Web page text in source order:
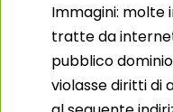
Immagini: molte
tratte da
pubblico
violasse diritti di